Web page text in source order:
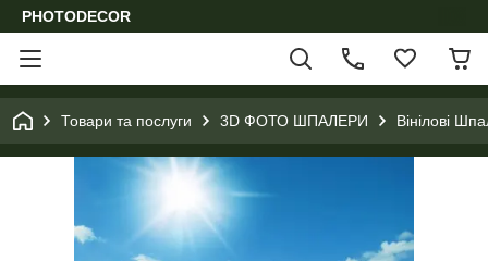
PHOTODECOR
Товари та послуги 3D ФОТО ШПАЛЕРИ Вінілові